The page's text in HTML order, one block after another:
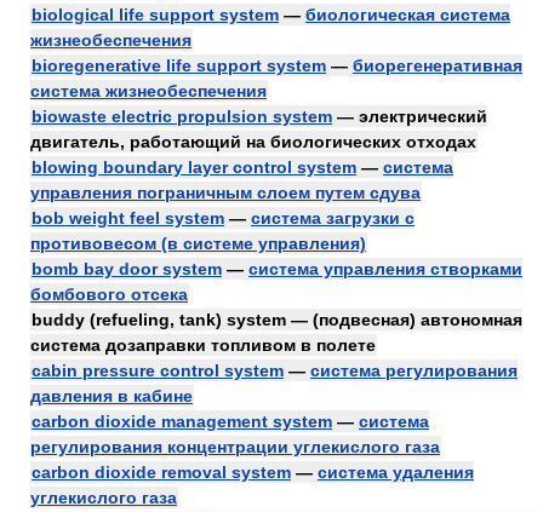
biological life support system — биологическая система
жизнеобеспечения
bioregenerative life support system — биорегенеративная
система жизнеобеспечения
biowaste electric propulsion system — электрический
двигатель, работающий на биологических отходах
blowing boundary layer control system — система
управления пограничным слоем путем сдува
bob weight feel system — система загрузки с
противовесом (в системе управления)
bomb bay door system — система управления створками
бомбового отсека
buddy (refueling, tank) system — (подвесная) автономная
система дозаправки топливом в полете
cabin pressure control system — система регулирования
давления в кабине
carbon dioxide management system — система
регулирования концентрации углекислого газа
carbon dioxide removal system — система удаления
углекислого газа